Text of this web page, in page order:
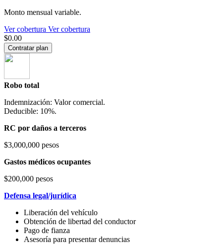
Monto mensual variable.
Ver cobertura Ver cobertura
$0.00
Contratar plan
Robo total
Indemnización: Valor comercial.
Deducible: 10%.
RC por daños a terceros
$3,000,000 pesos
Gastos médicos ocupantes
$200,000 pesos
Defensa legal/jurídica
Liberación del vehículo
Obtención de libertad del conductor
Pago de fianza
Asesoría para presentar denuncias